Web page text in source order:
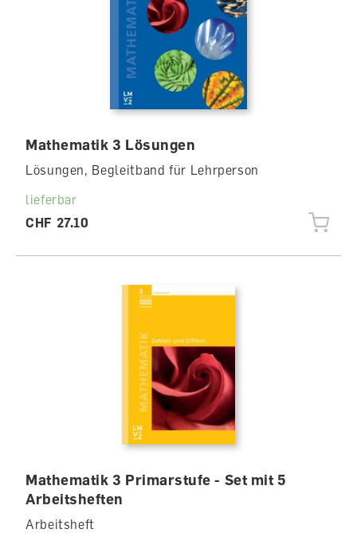
Mathematik 3 Lösungen
Lösungen, Begleitband für Lehrperson
lieferbar
CHF 27.10
Mathematik 3 Primarstufe - Set mit 5
Arbeitsheften
Arbeitsheft